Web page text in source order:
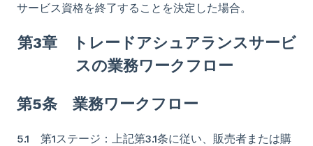
サービス資格を終了することを決定した場合。
第3章 トレードアシュアランスサービ
スの業務ワークフロー
第5条 業務ワークフロー
5.1 第1ステージ：上記第3.1条に従い、販売者または購